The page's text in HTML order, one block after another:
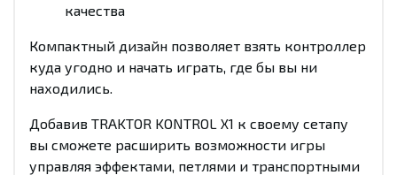
качества
Компактный дизайн позволяет взять контроллер
куда угодно и начать играть, где бы вы ни
находились.
Добавив TRAKTOR KONTROL X1 к своему сетапу
вы сможете расширить возможности игры
управляя эффектами, петлями и транспортными